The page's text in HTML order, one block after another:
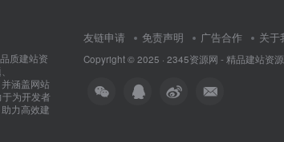
质建站资
涵盖网站
为开发者
力高效建
友链申请 免责声明 广告合作 关于
Copyright © 2025 · 2345资源网 - 精品建站资